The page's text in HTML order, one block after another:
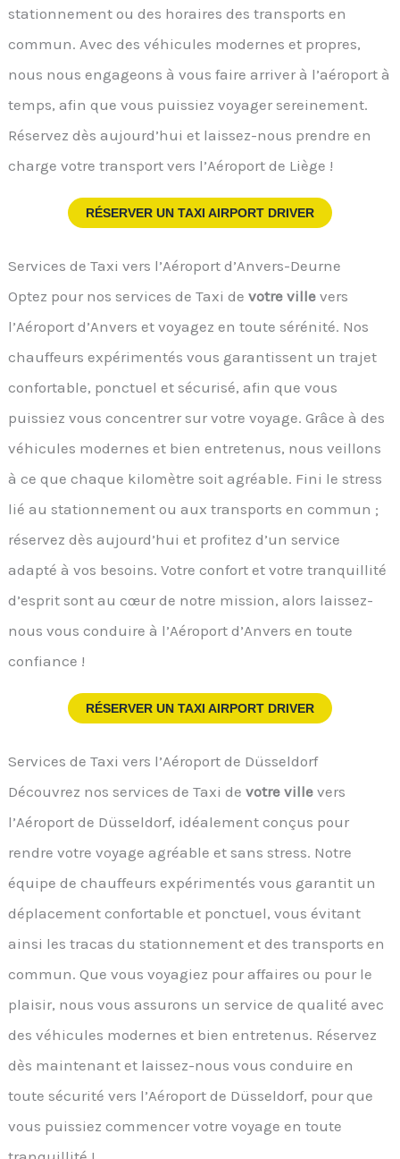
stationnement ou des horaires des transports en
commun. Avec des véhicules modernes et propres,
nous nous engageons à vous faire arriver à l’aéroport à
temps, afin que vous puissiez voyager sereinement.
Réservez dès aujourd’hui et laissez-nous prendre en
charge votre transport vers l’Aéroport de Liège !
RÉSERVER UN TAXI AIRPORT DRIVER
Services de Taxi vers l’Aéroport d’Anvers-Deurne
Optez pour nos services de Taxi devotre ville vers
l’Aéroport d’Anvers et voyagez en toute sérénité. Nos
chauffeurs expérimentés vous garantissent un trajet
confortable, ponctuel et sécurisé, afin que vous
puissiez vous concentrer sur votre voyage. Grâce à des
véhicules modernes et bien entretenus, nous veillons
à ce que chaque kilomètre soit agréable. Fini le stress
lié au stationnement ou aux transports en commun ;
réservez dès aujourd’hui et profitez d’un service
adapté à vos besoins. Votre confort et votre tranquillité
d’esprit sont au cœur de notre mission, alors laissez-
nous vous conduire à l’Aéroport d’Anvers en toute
confiance !
RÉSERVER UN TAXI AIRPORT DRIVER
Services de Taxi vers l’Aéroport de Düsseldorf
Découvrez nos services de Taxi de votre ville vers
l’Aéroport de Düsseldorf, idéalement conçus pour
rendre votre voyage agréable et sans stress. Notre
équipe de chauffeurs expérimentés vous garantit un
déplacement confortable et ponctuel, vous évitant
ainsi les tracas du stationnement et des transports en
commun. Que vous voyagiez pour affaires ou pour le
plaisir, nous vous assurons un service de qualité avec
des véhicules modernes et bien entretenus. Réservez
dès maintenant et laissez-nous vous conduire en
toute sécurité vers l’Aéroport de Düsseldorf, pour que
vous puissiez commencer votre voyage en toute